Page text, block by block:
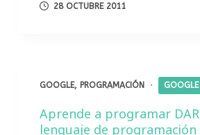
28 OCTUBRE 2011
GOOGLE, PROGRAMACIÓN GOOGLE
Aprende a programar
lenguaje de programación